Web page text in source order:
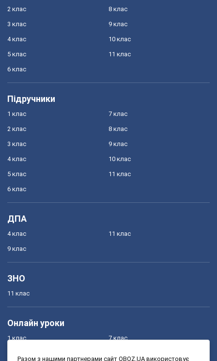
2 клас
3 клас
4 клас
5 клас
6 клас
8 клас
9 клас
10 клас
11 клас
Підручники
1 клас
2 клас
3 клас
4 клас
5 клас
6 клас
7 клас
8 клас
9 клас
10 клас
11 клас
ДПА
4 клас
9 клас
11 клас
ЗНО
11 клас
Онлайн уроки
1 клас 7 клас
Разом з нашими партнерами сайт OBOZ.UA використовує